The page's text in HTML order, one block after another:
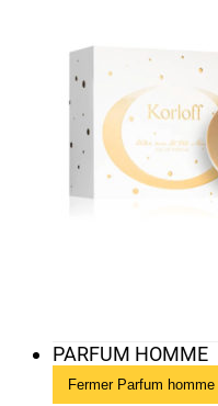
PARFUM HOMME
Fermer Parfum homme